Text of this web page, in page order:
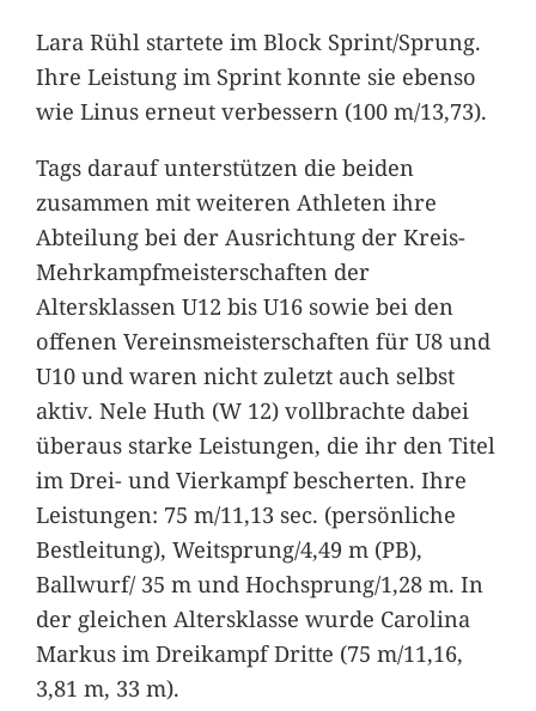
Lara Rühl startete im Block Sprint/Sprung.
Ihre Leistung im Sprint konnte sie ebenso
wie Linus erneut verbessern (100 m/13,73).
Tags darauf unterstützen die beiden
zusammen mit weiteren Athleten ihre
Abteilung bei der Ausrichtung der Kreis-
Mehrkampfmeisterschaften der
Altersklassen U12 bis U16 sowie bei den
offenen Vereinsmeisterschaften für U8 und
U10 und waren nicht zuletzt auch selbst
aktiv. Nele Huth (W 12) vollbrachte dabei
überaus starke Leistungen, die ihr den Titel
im Drei- und Vierkampf bescherten. Ihre
Leistungen: 75 m/11,13 sec. (persönliche
Bestleitung), Weitsprung/4,49 m (PB),
Ballwurf/ 35 m und Hochsprung/1,28 m. In
der gleichen Altersklasse wurde Carolina
Markus im Dreikampf Dritte (75 m/11,16,
3,81 m, 33 m).